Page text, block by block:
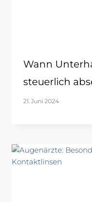
Wann
steuerlich
21. Juni 2024